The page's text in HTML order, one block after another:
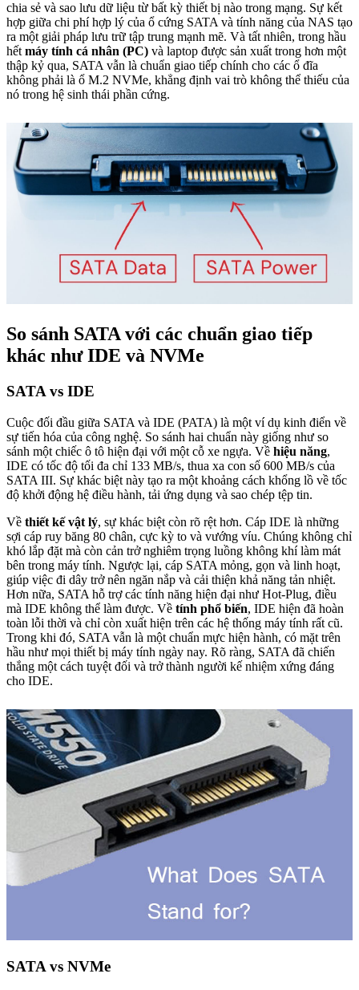
chia sẻ và sao lưu dữ liệu từ bất kỳ thiết bị nào trong mạng. Sự kết
hợp giữa chi phí hợp lý của ổ cứng SATA và tính năng của NAS tạo
ra một giải pháp lưu trữ tập trung mạnh mẽ. Và tất nhiên, trong hầu
hếtmáy tính cá nhân (PC) và laptop được sản xuất trong hơn một
thập kỷ qua, SATA vẫn là chuẩn giao tiếp chính cho các ổ đĩa
không phải là ổ M.2 NVMe, khẳng định vai trò không thể thiếu của
nó trong hệ sinh thái phần cứng.
So sánh SATA với các chuẩn giao tiếp
khác như IDE và NVMe
SATA vs IDE
Cuộc đối đầu giữa SATA và IDE (PATA) là một ví dụ kinh điển về
sự tiến hóa của công nghệ. So sánh hai chuẩn này giống như so
sánh một chiếc ô tô hiện đại với một cỗ xe ngựa. Về hiệu năng,
IDE có tốc độ tối đa chỉ 133 MB/s, thua xa con số 600 MB/s của
SATA III. Sự khác biệt này tạo ra một khoảng cách khổng lồ về tốc
độ khởi động hệ điều hành, tải ứng dụng và sao chép tệp tin.
Về thiết kế vật lý, sự khác biệt còn rõ rệt hơn. Cáp IDE là những
sợi cáp ruy băng 80 chân, cực kỳ to và vướng víu. Chúng không chỉ
khó lắp đặt mà còn cản trở nghiêm trọng luồng không khí làm mát
bên trong máy tính. Ngược lại, cáp SATA mỏng, gọn và linh hoạt,
giúp việc đi dây trở nên ngăn nắp và cải thiện khả năng tản nhiệt.
Hơn nữa, SATA hỗ trợ các tính năng hiện đại như Hot-Plug, điều
mà IDE không thể làm được. Về tính phổ biến, IDE hiện đã hoàn
toàn lỗi thời và chỉ còn xuất hiện trên các hệ thống máy tính rất cũ.
Trong khi đó, SATA vẫn là một chuẩn mực hiện hành, có mặt trên
hầu như mọi thiết bị máy tính ngày nay. Rõ ràng, SATA đã chiến
thắng một cách tuyệt đối và trở thành người kế nhiệm xứng đáng
cho IDE.
SATA vs NVMe